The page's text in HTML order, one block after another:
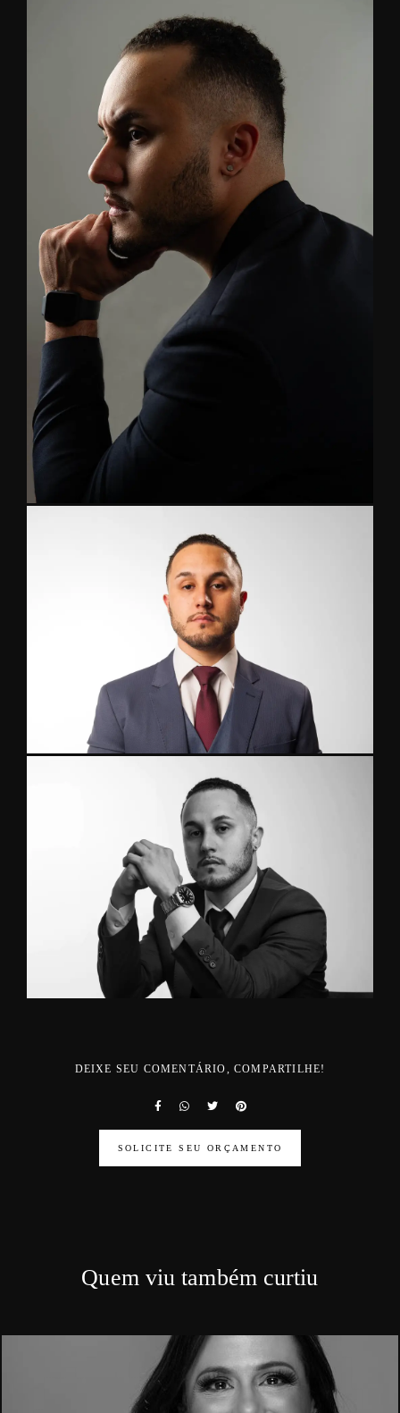
DEIXE SEU COMENTÁRIO, COMPARTILHE!
SOLICITE SEU ORÇAMENTO
Quem viu também curtiu